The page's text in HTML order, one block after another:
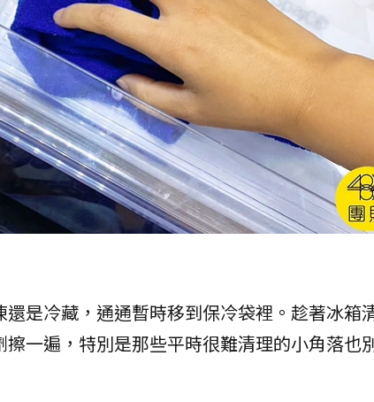
是冷藏，通通暫時移到保冷袋裡。趁著冰箱
一遍，特別是那些平時很難清理的小角落也